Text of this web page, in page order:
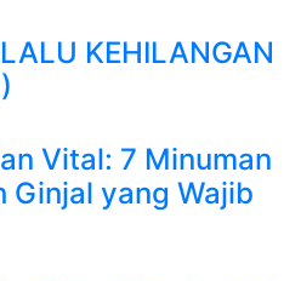
KEHILANGAN
Vital: 7 Minuman
Ginjal yang Wajib